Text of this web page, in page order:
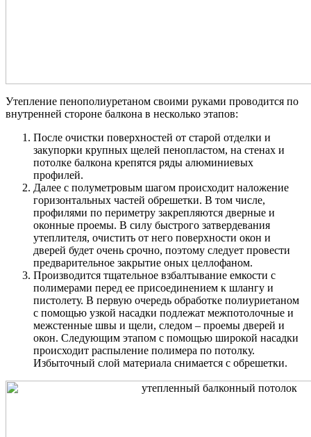
Утепление пенополиуретаном своими руками проводится по
внутренней стороне балкона в несколько этапов:
После очистки поверхностей от старой отделки и
закупорки крупных щелей пенопластом, на стенах и
потолке балкона крепятся ряды алюминиевых
профилей.
Далее с полуметровым шагом происходит наложение
горизонтальных частей обрешетки. В том числе,
профилями по периметру закрепляются дверные и
оконные проемы. В силу быстрого затвердевания
утеплителя, очистить от него поверхности окон и
дверей будет очень срочно, поэтому следует провести
предварительное закрытие оных целлофаном.
Производится тщательное взбалтывание емкости с
полимерами перед ее присоединением к шлангу и
пистолету. В первую очередь обработке полиуриетаном
с помощью узкой насадки подлежат межпотолочные и
межстенные швы и щели, следом – проемы дверей и
окон. Следующим этапом с помощью широкой насадки
происходит распыление полимера по потолку.
Избыточный слой материала снимается с обрешетки.